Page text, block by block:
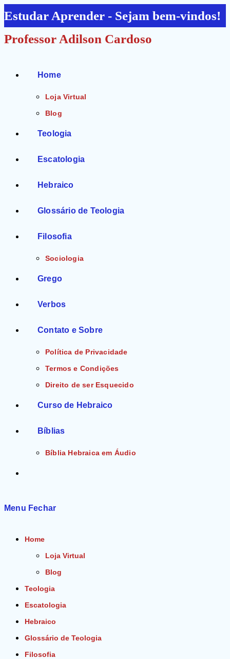
Ir
para
o
Estudar Aprender - Sejam bem-vindos!
Professor Adilson Cardoso
Home
Loja Virtual
Blog
Teologia
Escatologia
Hebraico
Glossário de Teologia
Filosofia
Sociologia
Grego
Verbos
Contato e Sobre
Política de Privacidade
Termos e Condições
Direito de ser Esquecido
Curso de Hebraico
Bíblias
Bíblia Hebraica em Áudio
Menu Fechar
Home
Loja Virtual
Blog
Teologia
Escatologia
Hebraico
Glossário de Teologia
Filosofia